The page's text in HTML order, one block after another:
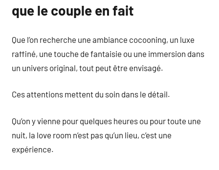
que le couple en fait
Que l’on recherche une ambiance cocooning, un luxe
raffiné, une touche de fantaisie ou une immersion dans
un univers original, tout peut être envisagé.
Ces attentions mettent du soin dans le détail.
Qu’on y vienne pour quelques heures ou pour toute une
nuit, la love room n’est pas qu’un lieu, c’est une
expérience.